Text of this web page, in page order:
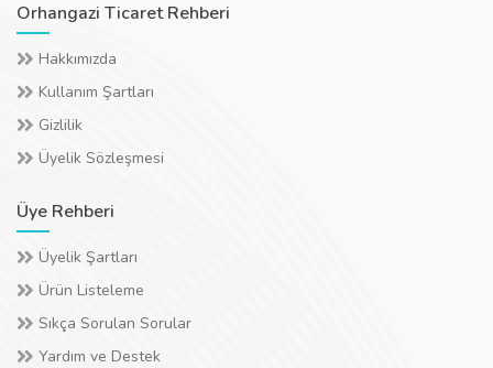
Orhangazi Ticaret Rehberi
Hakkımızda
Kullanım Şartları
Gizlilik
Üyelik Sözleşmesi
Üye Rehberi
Üyelik Şartları
Ürün Listeleme
Sıkça Sorulan Sorular
Yardım ve Destek